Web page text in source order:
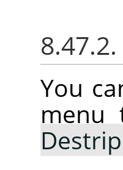
You
menu